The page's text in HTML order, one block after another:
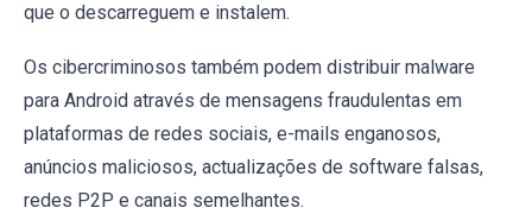
que o descarreguem e instalem.
Os cibercriminosos também podem distribuir malware
para Android através de mensagens fraudulentas em
plataformas de redes sociais, e-mails enganosos,
anúncios maliciosos, actualizações de software falsas,
redes P2P e canais semelhantes.